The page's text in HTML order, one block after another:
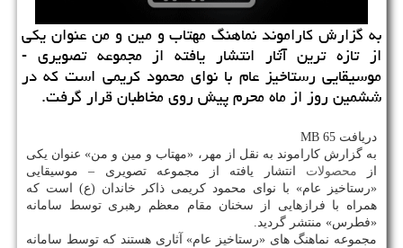
به گزارش كاراموند نماهنگ مهتاب و مین و من عنوان یكی
از تازه ترین آثار انتشار یافته از مجموعه تصویری -
موسیقایی رستاخیز عام با نوای محمود كریمی است كه در
ششمین روز از ماه محرم پیش روی مخاطبان قرار گرفت.
دریافت 65 MB
به گزارش کاراموند به نقل از مهر، «مهتاب و مین و من» عنوان یکی
از محصولات انتشار یافته از مجموعه تصویری – موسیقایی
«رستاخیز عام» با نوای محمود کریمی ذاکر خاندان (ع) است که
همراه با فرازهایی از سخنان مقام معظم رهبری توسط سامانه
«فطرس» منتشر گردید.
مجموعه نماهنگ های «رستاخیز عام» آثاری هستند که توسط سامانه